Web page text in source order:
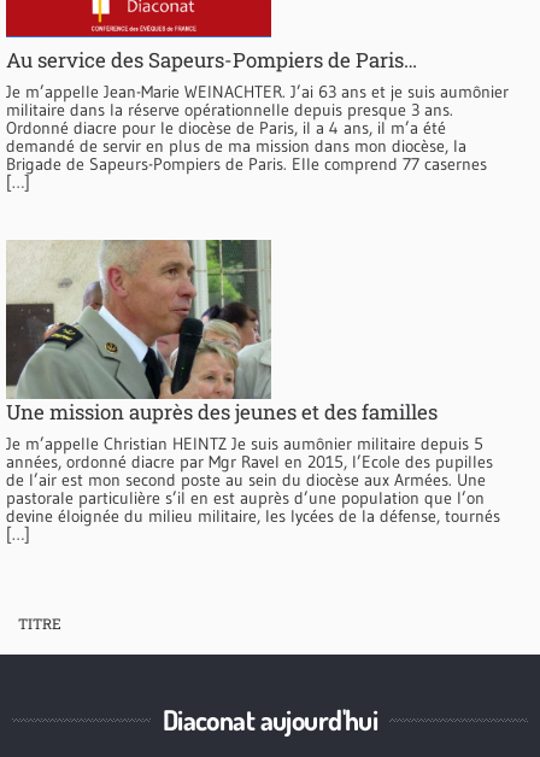
Au service des Sapeurs-Pompiers de Paris…
Je m’appelle Jean-Marie WEINACHTER. J’ai 63 ans et je suis aumônier
militaire dans la réserve opérationnelle depuis presque 3 ans.
Ordonné diacre pour le diocèse de Paris, il a 4 ans, il m’a été
demandé de servir en plus de ma mission dans mon diocèse, la
Brigade de Sapeurs-Pompiers de Paris. Elle comprend 77 casernes
[…]
Une mission auprès des jeunes et des familles
Je m’appelle Christian HEINTZ Je suis aumônier militaire depuis 5
années, ordonné diacre par Mgr Ravel en 2015, l’Ecole des pupilles
de l’air est mon second poste au sein du diocèse aux Armées. Une
pastorale particulière s’il en est auprès d’une population que l’on
devine éloignée du milieu militaire, les lycées de la défense, tournés
[…]
TITRE
Diaconat aujourd'hui